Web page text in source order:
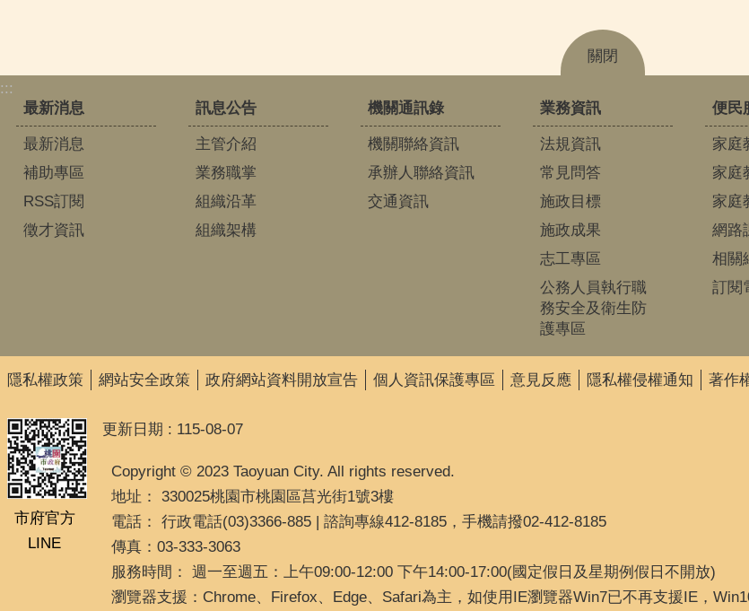
關閉
:::
最新消息
最新消息
補助專區
RSS訂閱
徵才資訊
訊息公告
主管介紹
業務職掌
組織沿革
組織架構
機關通訊錄
機關聯絡資訊
承辦人聯絡資訊
交通資訊
業務資訊
法規資訊
常見問答
施政目標
施政成果
志工專區
公務人員執行職
務安全及衛生防
護專區
便民
家庭
家庭
家庭
網路
相關
訂閱
隱私權政策 網站安全政策 政府網站資料開放宣告 個人資訊保護專區 意見反應 隱私權侵權通知 著作
市府官方
LINE
Copyright © 2023 Taoyuan City. All rights reserved.
地址： 330025桃園市桃園區莒光街1號3樓
電話： 行政電話(03)3366-885 | 諮詢專線412-8185，手機請撥02-412-8185
傳真：03-333-3063
服務時間： 週一至週五：上午09:00-12:00 下午14:00-17:00(國定假日及星期例假日不開放)
瀏覽器支援：Chrome、Firefox、Edge、Safari為主，如使用IE瀏覽器Win7已不再支援IE，
更新日期 115-08-07